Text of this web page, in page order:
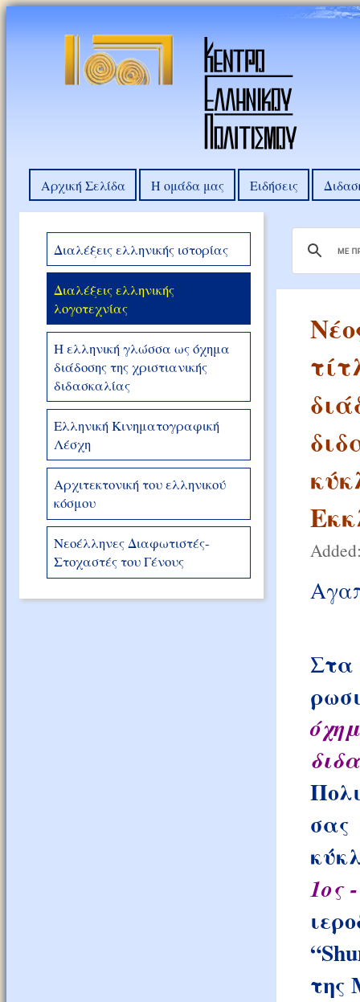
Αρχική Σελίδα Η ομάδα μας Ειδήσεις
Διαλέξεις ελληνικής ιστορίας
Διαλέξεις ελληνικής
λογοτεχνίας
Η ελληνική γλώσσα ως όχημα
διάδοσης της χριστιανικής
διδασκαλίας
Ελληνική Κινηματογραφική
Λέσχη
Αρχιτεκτονική του ελληνικού
κόσμου
Νεοέλληνες Διαφωτιστές-
Στοχαστές του Γένους
Στα
σας
1ος
της